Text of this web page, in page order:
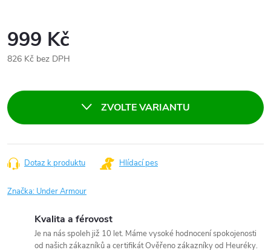
999 Kč
826 Kč bez DPH
ZVOLTE VARIANTU
Dotaz k produktu Hlídací pes
Značka: Under Armour
Kvalita a férovost
Je na nás spoleh již 10 let. Máme vysoké hodnocení spokojenosti
od našich zákazníků a certifikát Ověřeno zákazníky od Heuréky.